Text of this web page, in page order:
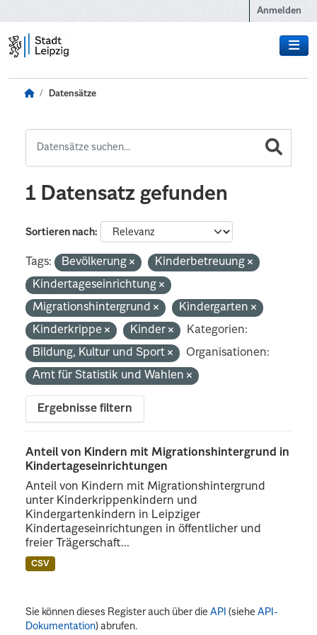
Anmelden
Datensätze
1 Datensatz gefunden
Sortieren nach
Tags: Bevölkerung
Kinderbetreuung
Kindertageseinrichtung
Migrationshintergrund
Kindergarten
Kinderkrippe
Kinder
Kategorien:
Bildung, Kultur und Sport
Organisationen:
Amt für Statistik und Wahlen
Ergebnisse filtern
Anteil von Kindern mit Migrationshintergrund in
Kindertageseinrichtungen
Anteil von Kindern mit Migrationshintergrund
unter Kinderkrippenkindern und
Kindergartenkindern in Leipziger
Kindertageseinrichtungen in öffentlicher und
freier Trägerschaft...
CSV
Sie können dieses Register auch über dieAPI (sieheAPI-
Dokumentation) abrufen.